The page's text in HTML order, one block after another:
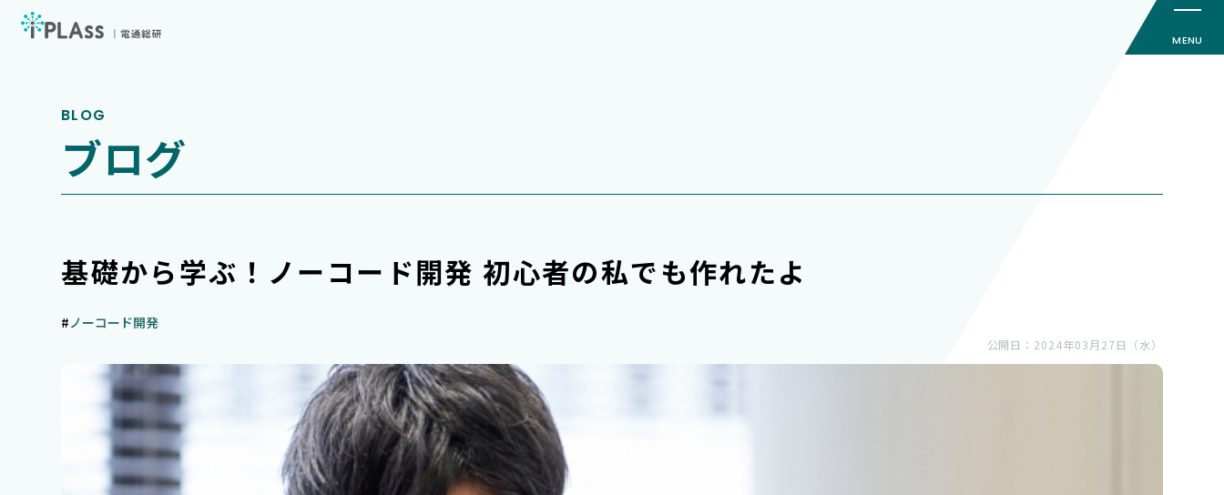
iPLAssとは
機能
価格
サービス
セミナー
お役立ち資料
お知らせ
この会社について
ブログ
基礎から学ぶ！ノーコード開発 初心者の私でも作れたよ
#ノーコード開発
公開日：2024年03月27日（水）